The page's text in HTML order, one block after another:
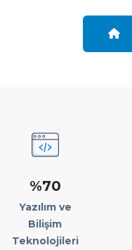
%70
Yazılım ve
Bilişim
Teknolojileri